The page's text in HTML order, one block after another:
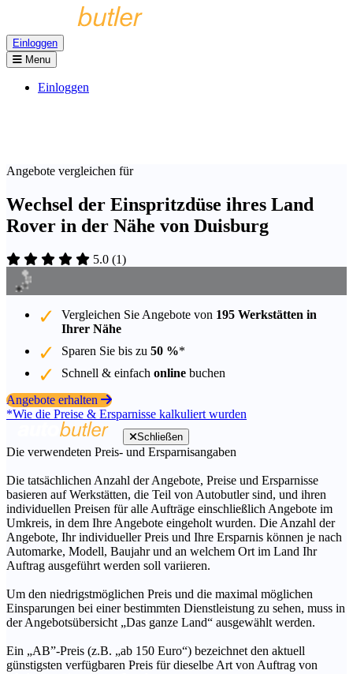
Einloggen
Menu
Einloggen
Angebote vergleichen für
Wechsel der Einspritzdüse ihres Land
Rover in der Nähe von Duisburg
5.0 (1)
Vergleichen Sie Angebote von 195 Werkstätten in
Ihrer Nähe
Sparen Sie bis zu 50 %*
Schnell & einfach online buchen
Angebote erhalten
*Wie die Preise & Ersparnisse kalkuliert wurden
Schließen
Die verwendeten Preis- und Ersparnisangaben
Die tatsächlichen Anzahl der Angebote, Preise und Ersparnisse
basieren auf Werkstätten, die Teil von Autobutler sind, und ihren
individuellen Preisen für alle Aufträge einschließlich Angebote im
Umkreis, in dem Ihre Angebote eingeholt wurden. Die Anzahl der
Angebote, Ihr individueller Preis und Ihre Ersparnis können je nach
Automarke, Modell, Baujahr und an welchem Ort im Land Ihr
Auftrag ausgeführt werden soll variieren.
Um den niedrigstmöglichen Preis und die maximal möglichen
Einsparungen bei einer bestimmten Dienstleistung zu sehen, muss in
der Angebotsübersicht „Das ganze Land“ ausgewählt werden.
Ein „AB”-Preis (z.B. „ab 150 Euro“) bezeichnet den aktuell
günstigsten verfügbaren Preis für dieselbe Art von Auftrag von